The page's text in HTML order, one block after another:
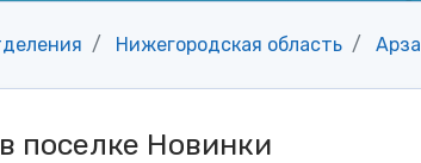
Нижегородская область
поселке Новинки